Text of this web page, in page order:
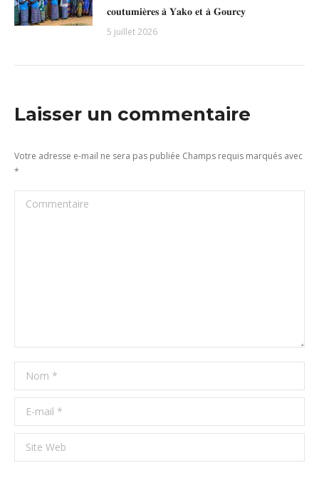
𝐜𝐨𝐮𝐭𝐮𝐦𝐢𝐞̀𝐫𝐞𝐬 𝐚̀ 𝐘𝐚𝐤𝐨 𝐞𝐭 𝐚̀ 𝐆𝐨𝐮𝐫𝐜𝐲
5 juillet 2026
Laisser un commentaire
Votre adresse e-mail ne sera pas publiée Champs requis marqués avec
*
Commentaire
Nom *
E-mail *
Site Web